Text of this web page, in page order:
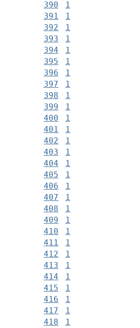
390
1
391
1
392
1
393
1
394
1
395
1
396
1
397
1
398
1
399
1
400
1
401
1
402
1
403
1
404
1
405
1
406
1
407
1
408
1
409
1
410
1
411
1
412
1
413
1
414
1
415
1
416
1
417
1
418
1